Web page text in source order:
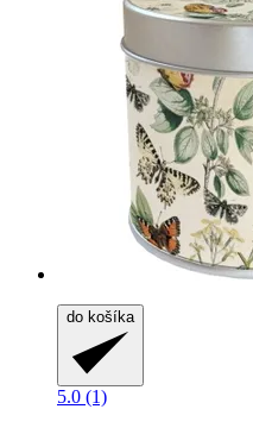
do košíka
5.0 (1)